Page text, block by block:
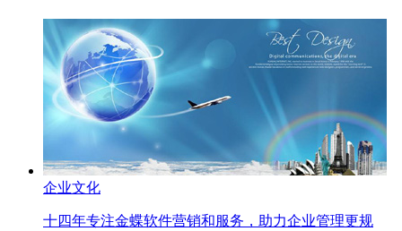
企业文化
十四年专注金蝶软件营销和服务，助力企业管理更规